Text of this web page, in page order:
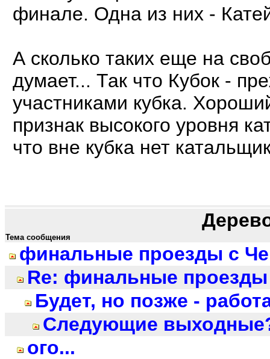
финале. Одна из них -
А сколько таких еще на
думает... Так что Кубок -
участниками кубка.
признак высокого уровня
что вне кубка нет
Тема сообщения
финальные проезды с
Re: финальные проезды
Будет, но позже -
Следующие
ого...